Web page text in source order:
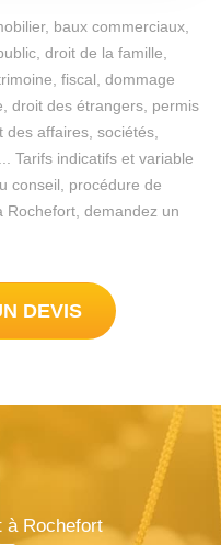
baux commerciaux,
droit de la famille,
fiscal, dommage
droit des étrangers, permis
affaires, sociétés,
Tarifs indicatifs et variable
conseil, procédure de
Rochefort, demandez un
DEVIS
à Rochefort